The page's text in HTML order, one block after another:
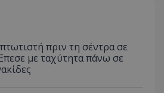
πριν τη σέντρα σε
με ταχύτητα πάνω σε